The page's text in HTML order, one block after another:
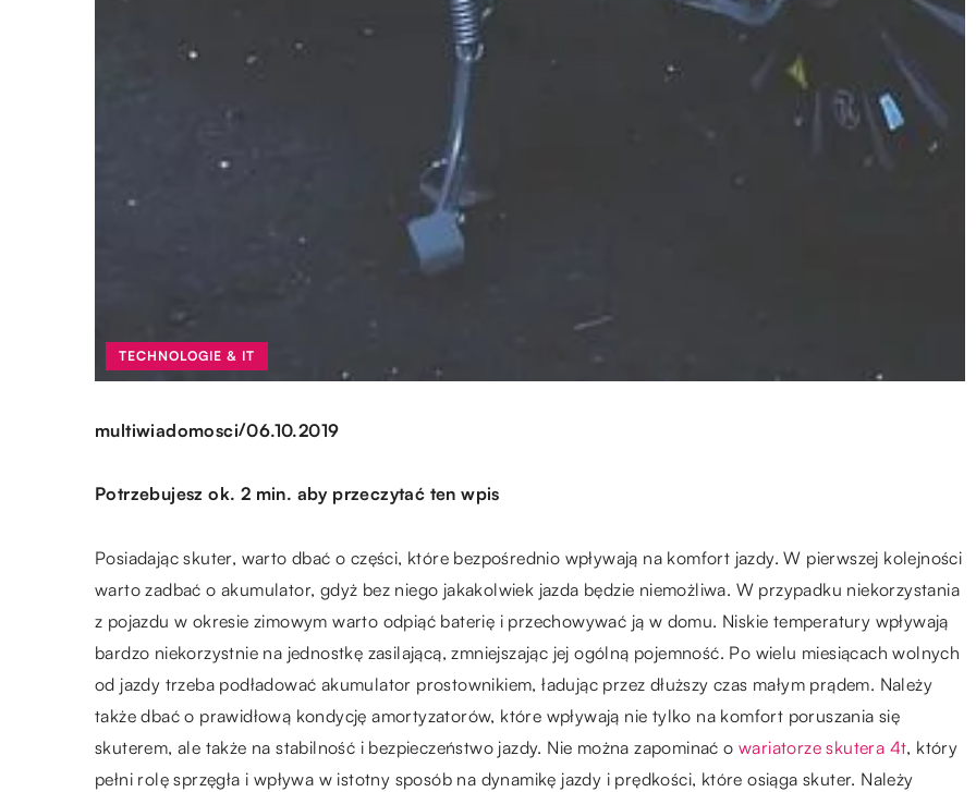
TECHNOLOGIE & IT
multiwiadomosci/06.10.2019
Potrzebujesz ok. 2 min. aby przeczytać ten wpis
Posiadając skuter, warto dbać o części, które bezpośrednio wpływają na komfort jazdy. W pierwszej kolejności
warto zadbać o akumulator, gdyż bez niego jakakolwiek jazda będzie niemożliwa. W przypadku niekorzystania
z pojazdu w okresie zimowym warto odpiąć baterię i przechowywać ją w domu. Niskie temperatury wpływają
bardzo niekorzystnie na jednostkę zasilającą, zmniejszając jej ogólną pojemność. Po wielu miesiącach wolnych
od jazdy trzeba podładować akumulator prostownikiem, ładując przez dłuższy czas małym prądem. Należy
także dbać o prawidłową kondycję amortyzatorów, które wpływają nie tylko na komfort poruszania się
skuterem, ale także na stabilność i bezpieczeństwo jazdy. Nie można zapominać o wariatorze skutera 4t, który
pełni rolę sprzęgła i wpływa w istotny sposób na dynamikę jazdy i prędkości, które osiąga skuter. Należy